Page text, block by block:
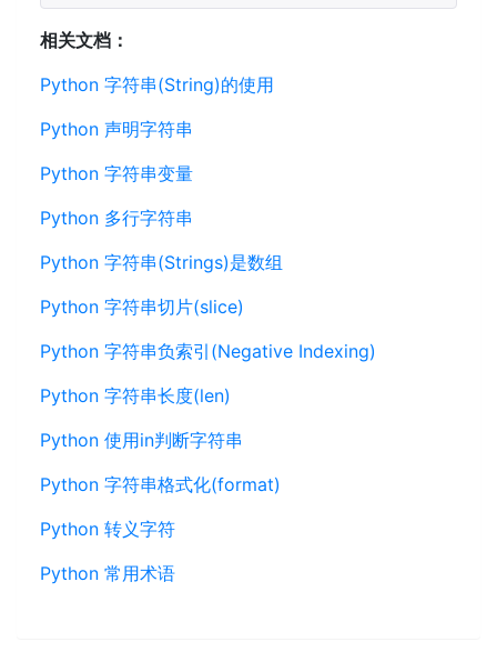
相关文档：
Python 字符串(String)的使用
Python 声明字符串
Python 字符串变量
Python 多行字符串
Python 字符串(Strings)是数组
Python 字符串切片(slice)
Python 字符串负索引(Negative Indexing)
Python 字符串长度(len)
Python 使用in判断字符串
Python 字符串格式化(format)
Python 转义字符
Python 常用术语